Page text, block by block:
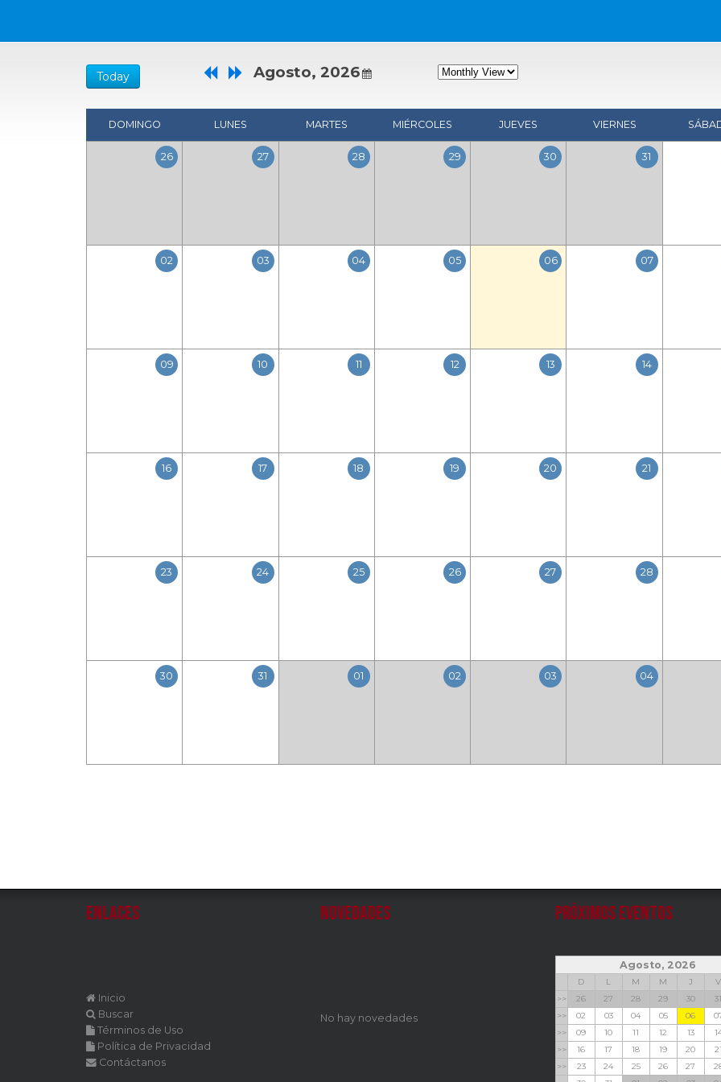
Today Agosto, 2026
DOMINGO LUNES MARTES MIÉRCOLES JUEVES VIERNES
26 27 28 29 30 31
02 03 04 05 06 07
09 10 11 12 13 14
16 17 18 19 20 21
23 24 25 26 27 28
30 31 01 02 03 04
Enlaces
Inicio
Buscar
Términos de Uso
Política de Privacidad
Contáctanos
Novedades
No hay novedades
Próximos Eventos
Agosto, 2026
D L M M J V
>>
26 27 28 29 30 31
>>
02 03 04 05 06
>>
09 10 11 12 13
>>
16 17 18 19 20 21
>>
23 24 25 26 27